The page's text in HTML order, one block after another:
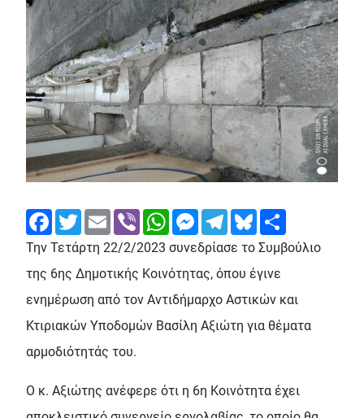
FacebookTwitterEmail Viber WhatsAppMessengerTelegramBluesky
Την Τετάρτη 22/2/2023 συνεδρίασε το Συμβούλιο
της 6ης Δημοτικής Κοινότητας, όπου έγινε
ενημέρωση από τον Αντιδήμαρχο Αστικών και
Κτιριακών Υποδομών Βασίλη Αξιώτη για θέματα
αρμοδιότητάς του.
Ο κ. Αξιώτης ανέφερε ότι η 6η Κοινότητα έχει